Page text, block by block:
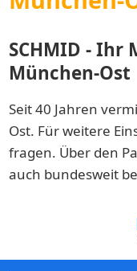
SCHMID -
München-Ost
Seit 40 Jahren
Ost. Für weitere
fragen. Über den
auch bundesweit